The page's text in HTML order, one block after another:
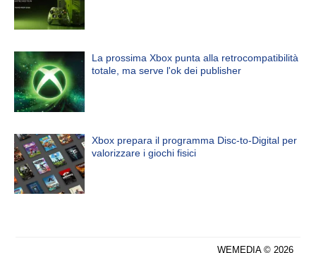
La prossima Xbox punta alla retrocompatibilità
totale, ma serve l'ok dei publisher
Xbox prepara il programma Disc-to-Digital per
valorizzare i giochi fisici
WEMEDIA © 2026